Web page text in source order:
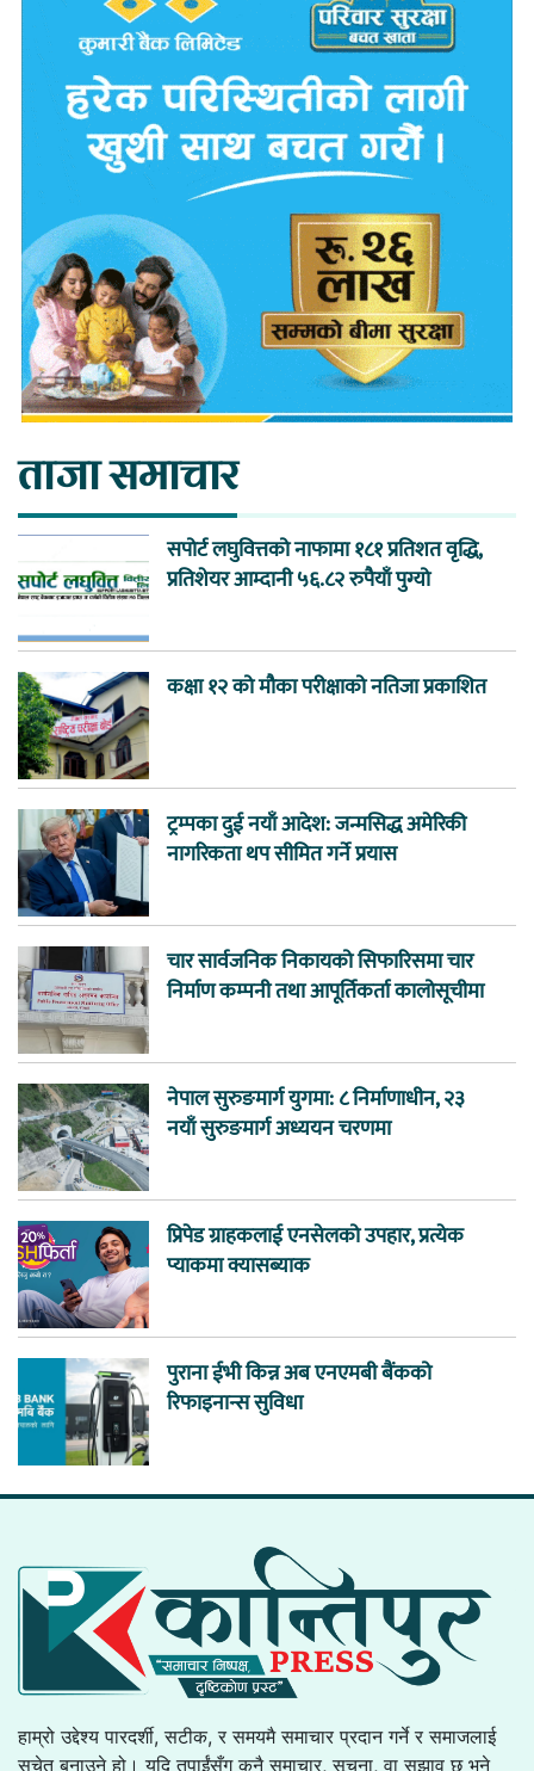
ताजा समाचार
सपोर्ट लघुवित्तको नाफामा १८१ प्रतिशत वृद्धि,
प्रतिशेयर आम्दानी ५६.८२ रुपैयाँ पुग्यो
कक्षा १२ को मौका परीक्षाको नतिजा प्रकाशित
ट्रम्पका दुई नयाँ आदेश: जन्मसिद्ध अमेरिकी
नागरिकता थप सीमित गर्ने प्रयास
चार सार्वजनिक निकायको सिफारिसमा चार
निर्माण कम्पनी तथा आपूर्तिकर्ता कालोसूचीमा
नेपाल सुरुङमार्ग युगमा: ८ निर्माणाधीन, २३
नयाँ सुरुङमार्ग अध्ययन चरणमा
प्रिपेड ग्राहकलाई एनसेलको उपहार, प्रत्येक
प्याकमा क्यासब्याक
पुराना ईभी किन्न अब एनएमबी बैंकको
रिफाइनान्स सुविधा
हाम्रो उद्देश्य पारदर्शी, सटीक, र समयमै समाचार प्रदान गर्ने र समाजलाई
सचेत बनाउने हो। यदि तपाईंसँग कुनै समाचार, सूचना, वा सुझाव छ भने